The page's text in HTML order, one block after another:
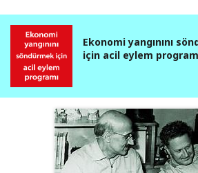
Ekonomi yangınını
için acil eylem